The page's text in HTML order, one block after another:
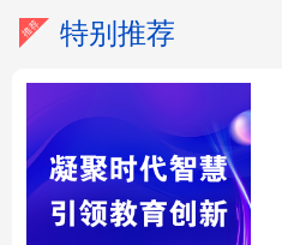
特别推荐